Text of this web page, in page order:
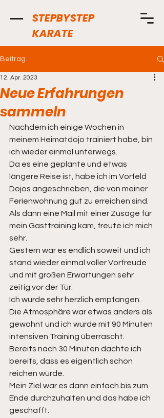
STEPBYSTEP
KARATE
Beitrag
Neue Erfahrungen
sammeln
12. Apr. 2023
Nachdem ich einige Wochen in
meinem Heimatdojo trainiert habe, bin
ich wieder einmal unterwegs.
Da es eine geplante und etwas
längere Reise ist, habe ich im Vorfeld
Dojos angeschrieben, die von meiner
Ferienwohnung gut zu erreichen sind.
Als dann eine Mail mit einer Zusage für
mein Gasttraining kam, freute ich mich
sehr.
Gestern war es endlich soweit und ich
stand wieder einmal voller Vorfreude
und mit großen Erwartungen sehr
zeitig vor der Tür.
Ich wurde sehr herzlich empfangen.
Die Atmosphäre war etwas anders als
gewohnt und ich wurde mit 90 Minuten
intensiven Training überrascht.
Bereits nach 30 Minuten dachte ich
bereits, dass es eigentlich schon
reichen würde.
Mein Ziel war es dann einfach bis zum
Ende durchzuhalten und das habe ich
geschafft.